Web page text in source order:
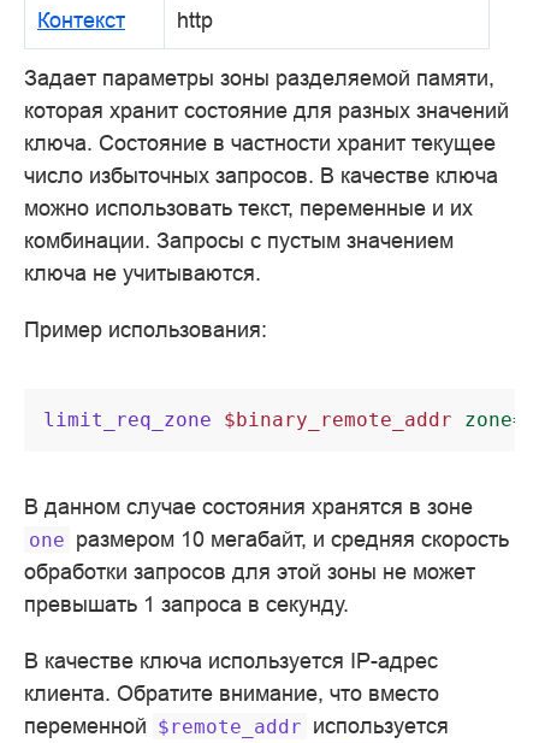
Контекст http
Задает параметры зоны разделяемой памяти,
которая хранит состояние для разных значений
ключа. Состояние в частности хранит текущее
число избыточных запросов. В качестве ключа
можно использовать текст, переменные и их
комбинации. Запросы с пустым значением
ключа не учитываются.
Пример использования:
limit_req_zone $binary_remote_addr
В данном случае состояния хранятся в зоне
one размером 10 мегабайт, и средняя скорость
обработки запросов для этой зоны не может
превышать 1 запроса в секунду.
В качестве ключа используется IP-адрес
клиента. Обратите внимание, что вместо
переменной $remote_addr используется